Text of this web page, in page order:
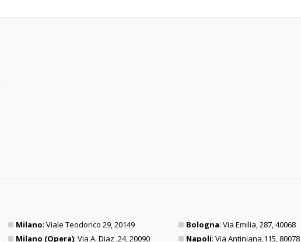
Milano: Viale Teodorico 29, 20149
Milano (Opera): Via A. Diaz ,24, 20090
Bologna: Via Emilia, 287, 40068
Napoli: Via Antiniana,115, 80078